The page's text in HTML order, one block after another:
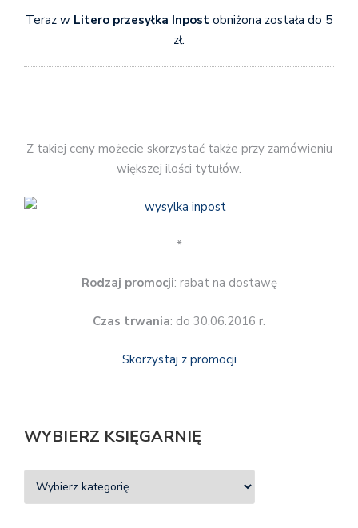
Teraz w Litero przesyłka Inpost obniżona została do 5
zł.
Z takiej ceny możecie skorzystać także przy zamówieniu
większej ilości tytułów.
*
Rodzaj promocji: rabat na dostawę
Czas trwania: do 30.06.2016 r.
Skorzystaj z promocji
WYBIERZ KSIĘGARNIĘ